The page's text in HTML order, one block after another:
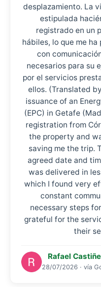
desplazamiento. La
estipulada
registrado en un
hábiles, lo que me
con
necesarios para su
por el servicios
ellos. (Translated
issuance of an
(EPC) in Getafe
registration from
the property and
saving me the trip.
agreed date and
was delivered in
which I found very
constant
necessary steps
grateful for the
their
Rafael
28/07/2026 · vía